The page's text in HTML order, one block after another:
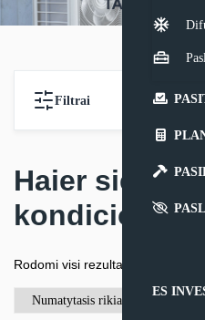
ES
Filtrai
Haier
Rodomi visi rezultatai: 12